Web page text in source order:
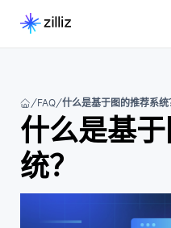
FAQ 什么是基于图的推荐系统
什么是基
统？